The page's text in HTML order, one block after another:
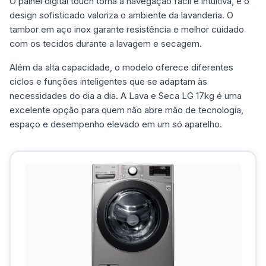
design sofisticado valoriza o ambiente da lavanderia. O
tambor em aço inox garante resistência e melhor cuidado
com os tecidos durante a lavagem e secagem.
Além da alta capacidade, o modelo oferece diferentes
ciclos e funções inteligentes que se adaptam às
necessidades do dia a dia. A Lava e Seca LG 17kg é uma
excelente opção para quem não abre mão de tecnologia,
espaço e desempenho elevado em um só aparelho.